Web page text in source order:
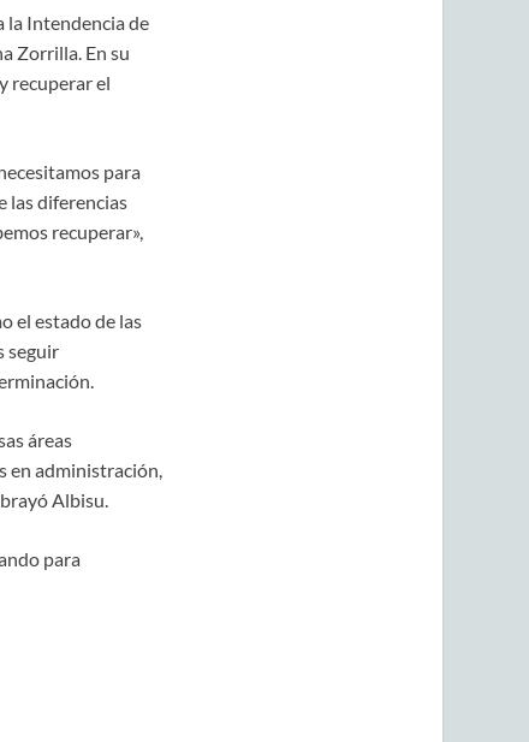
la Intendencia de
Zorrilla. En su
recuperar el
para
las diferencias
recuperar»,
el estado de las
seguir
áreas
en administración,
Albisu.
para